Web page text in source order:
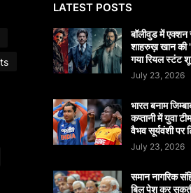
LATEST POSTS
बॉलीवुड में
शाहरुख़ खान की
गया रियल स्टंट
July 23, 2026
भारत बनाम
कप्तानी में युवा
वैभव सूर्यवंशी पर
July 23, 2026
समान नागरिक
बिल पेश कर